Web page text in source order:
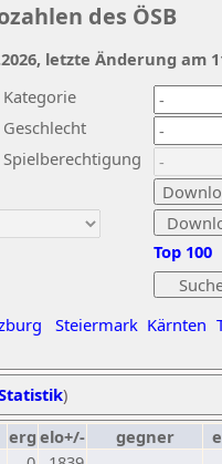
des ÖSB
Kategorie
Geschlecht
Spielberechtigung
Steiermark Kärnten
Top 100
letzte Änderung am
)
erg elo+/- gegner